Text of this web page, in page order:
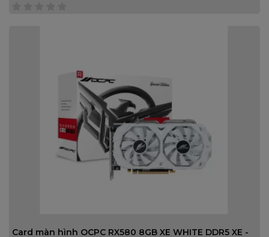
Card màn hình OCPC RX580 8GB XE WHITE DDR5 XE -